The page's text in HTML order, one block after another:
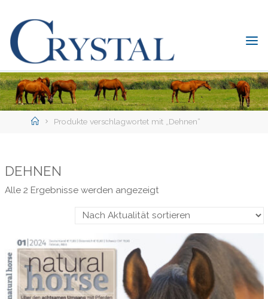
content
Crystal
Verlag
DER
ONLINE-
SHOP
HomeProdukte verschlagwortet mit „Dehnen“
DEHNEN
Alle 2 Ergebnisse werden angezeigtNach
sortiert